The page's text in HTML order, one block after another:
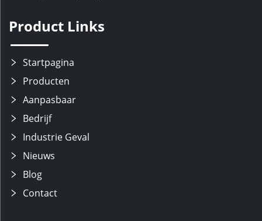
Product Links
Startpagina
Producten
Aanpasbaar
Bedrijf
Industrie Geval
Nieuws
Blog
Contact